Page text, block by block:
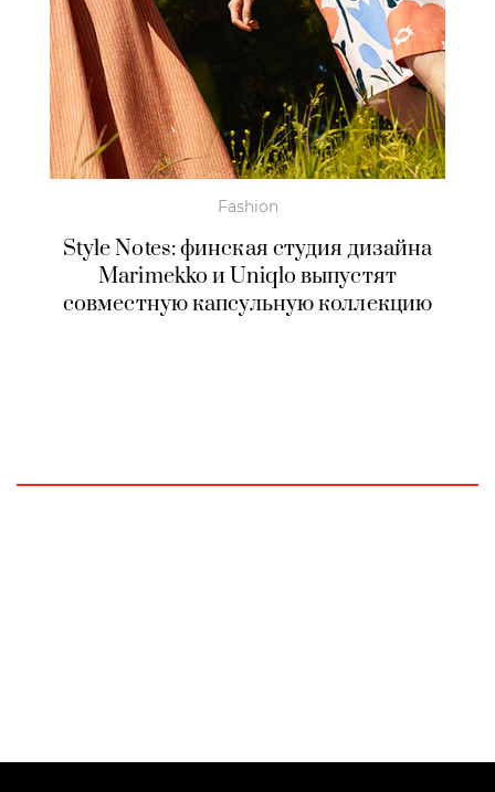
Fashion
Style Notes: финская студия дизайна
Marimekko и Uniqlo выпустят
совместную капсульную коллекцию